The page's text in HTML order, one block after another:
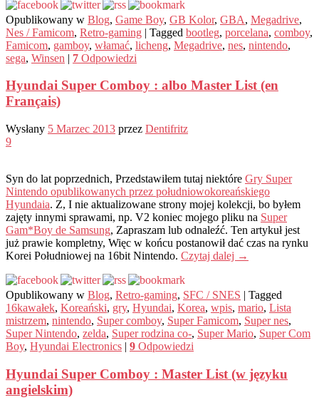
Opublikowany w Blog, Game Boy, GB Kolor, GBA, Megadrive,
Nes / Famicom, Retro-gaming | Tagged bootleg, porcelana, comboy,
Famicom, gamboy, włamać, licheng, Megadrive, nes, nintendo,
sega, Winsen | 7 Odpowiedzi
Hyundai Super Comboy : albo Master List (en
Français)
Wysłany 5 Marzec 2013 przez Dentifritz
9
Syn do lat poprzednich, Przedstawiłem tutaj niektóre Gry Super
Nintendo opublikowanych przez południowokoreańskiego
Hyundaia. Z, I nie aktualizowane strony mojej kolekcji, bo byłem
zajęty innymi sprawami, np. V2 koniec mojego pliku na Super
Gam*Boy de Samsung, Zapraszam lub odnaleźć. Ten artykuł jest
już prawie kompletny, Więc w końcu postanowił dać czas na rynku
Korei Południowej na 16bit Nintendo. Czytaj dalej →
Opublikowany w Blog, Retro-gaming, SFC / SNES | Tagged
16kawałek, Koreański, gry, Hyundai, Korea, wpis, mario, Lista
mistrzem, nintendo, Super comboy, Super Famicom, Super nes,
Super Nintendo, zelda, Super rodzina co-, Super Mario, Super Com
Boy, Hyundai Electronics | 9 Odpowiedzi
Hyundai Super Comboy : Master List (w języku
angielskim)